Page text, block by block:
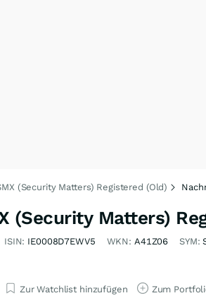
(Security Matters) Registered (Old)
(Security Matters)
ISIN: IE0008D7EWV5 WKN: A41Z06 SYM:
Zur Watchlist hinzufügen Zum